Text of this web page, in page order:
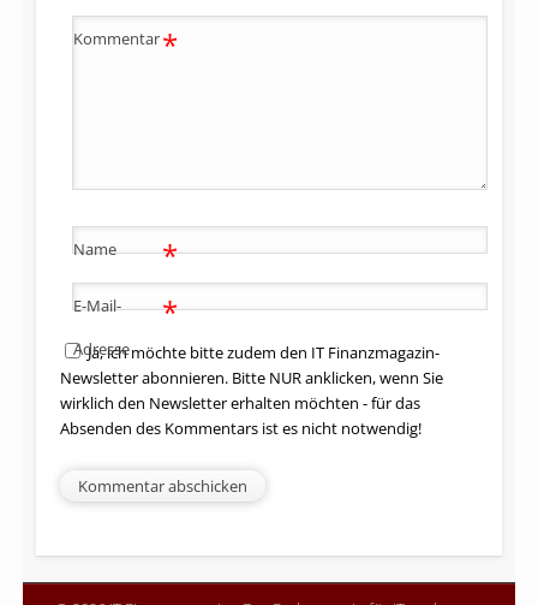
Kommentar*
Name *
E-Mail-
Adresse
*
Ja, ich möchte bitte zudem den IT Finanzmagazin-
Newsletter abonnieren. Bitte NUR anklicken, wenn Sie
wirklich den Newsletter erhalten möchten - für das
Absenden des Kommentars ist es nicht notwendig!